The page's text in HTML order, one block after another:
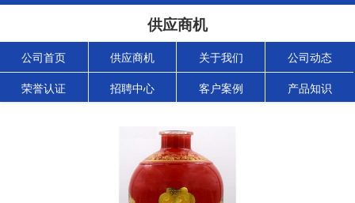
供应商机
公司首页 供应商机 关于我们 公司动态
荣誉认证 招聘中心 客户案例 产品知识